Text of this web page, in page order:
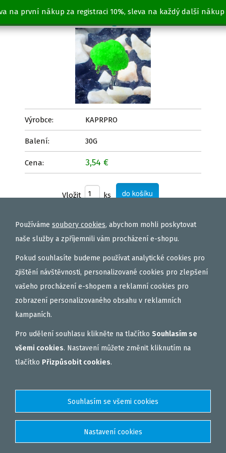
na první nákup za registraci 10%, sleva na každý další nákup
MIRABELKA 30g
Výrobce: KAPRPRO
Balení: 30G
Cena: 3,54 €
Vložit ks
Používáme soubory cookies, abychom mohli poskytovat
naše služby a zpříjemnili vám procházení e-shopu.
Pokud souhlasíte budeme používat analytické cookies pro
zjištění návštěvnosti, personalizované cookies pro zlepšení
vašeho procházení e-shopem a reklamní cookies pro
zobrazení personalizovaného obsahu v reklamních
kampaních.
Pro udělení souhlasu klikněte na tlačítko Souhlasím se
všemi cookies. Nastavení můžete změnit kliknutím na
tlačítko Přizpůsobit cookies.